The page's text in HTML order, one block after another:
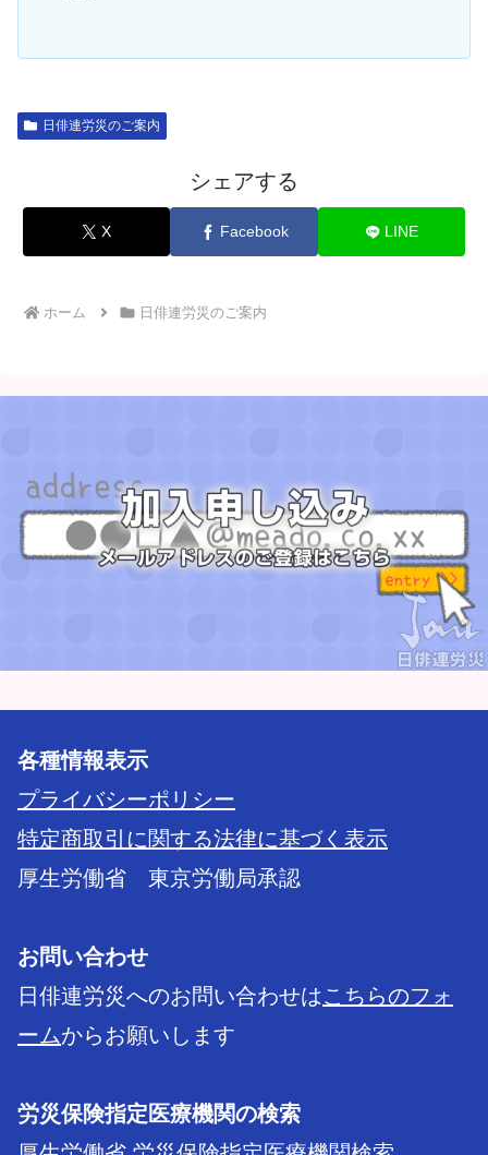
日俳連労災のご案内
シェアする
X Facebook LINE
ホーム 日俳連労災のご案内
各種情報表示
プライバシーポリシー
特定商取引に関する法律に基づく表示
厚生労働省 東京労働局承認
お問い合わせ
日俳連労災へのお問い合わせはこちらのフォ
ームからお願いします
労災保険指定医療機関の検索